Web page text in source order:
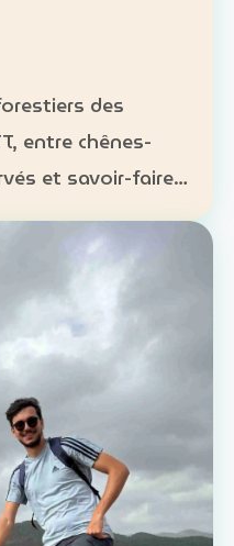
des
entre chênes-
et savoir-faire
personne
par pers…